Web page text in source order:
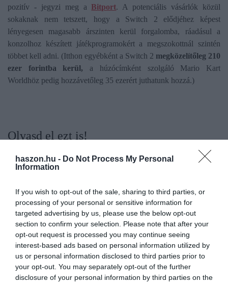
haszon.hu - Do Not Process My Personal
Information
If you wish to opt-out of the sale, sharing to third parties, or
processing of your personal or sensitive information for
targeted advertising by us, please use the below opt-out
section to confirm your selection. Please note that after your
opt-out request is processed you may continue seeing
interest-based ads based on personal information utilized by
us or personal information disclosed to third parties prior to
your opt-out. You may separately opt-out of the further
disclosure of your personal information by third parties on the
pozitív - jegyzi meg aBitport. A potenciális vásárlók közül
sokaknak nem tetszett, hogy a Switch 2 elődjéhez képest
lényegesen magasabb árszinten kerül forgalomba, ráadásul a
konzolhoz készített játékprogramokért a megszokottnál szintén
többet kell adni. (Itthon egyébként a Switch 2 megközelítőleg 210
ezer forintba kerül, a húzócímként szolgáló Mario Kart
Worldhöz pedig hozzávetőleg 35 ezerért juthatunk hozzá.)
Olvasd el ezt is!
Három új játékkonzol érkezik a Microsofttól
Így szerezhetsz féláron vadiúj játékokat,
Nehézsúlyú szolgáltatóval bővül a videójáték-piac
nintendo nintendo switch konzol játékkonzol
szórakozás